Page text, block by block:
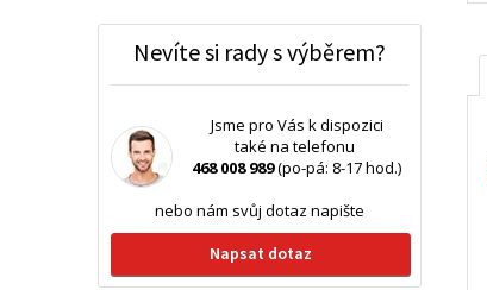
Nevíte si rady s výběrem?
Jsme pro Vás k dispozici
také na telefonu
468 008 989(po-pá: 8-17 hod.)
nebo nám svůj dotaz napište
Napsat dotaz